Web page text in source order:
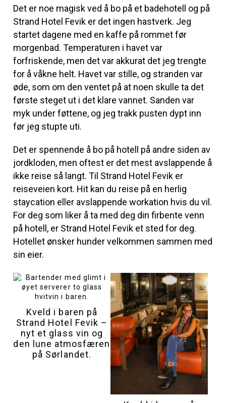
Det er noe magisk ved å bo på et badehotell og på
Strand Hotel Fevik er det ingen hastverk. Jeg
startet dagene med en kaffe på rommet før
morgenbad. Temperaturen i havet var
forfriskende, men det var akkurat det jeg trengte
for å våkne helt. Havet var stille, og stranden var
øde, som om den ventet på at noen skulle ta det
første steget ut i det klare vannet. Sanden var
myk under føttene, og jeg trakk pusten dypt inn
før jeg stupte uti.
Det er spennende å bo på hotell på andre siden av
jordkloden, men oftest er det mest avslappende å
ikke reise så langt. Til Strand Hotel Fevik er
reiseveien kort. Hit kan du reise på en herlig
staycation eller avslappende workation hvis du vil.
For deg som liker å ta med deg din firbente venn
på hotell, er Strand Hotel Fevik et sted for deg.
Hotellet ønsker hunder velkommen sammen med
sin eier.
Kveld i baren på
Strand Hotel Fevik –
nyt et glass vin og
den lune atmosfæren
på Sørlandet.